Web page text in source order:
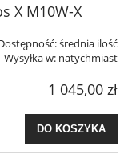
X M10W-X
średnia ilość
Wysyłka w: natychmiast
1 045,00 zł
DO KOSZYKA